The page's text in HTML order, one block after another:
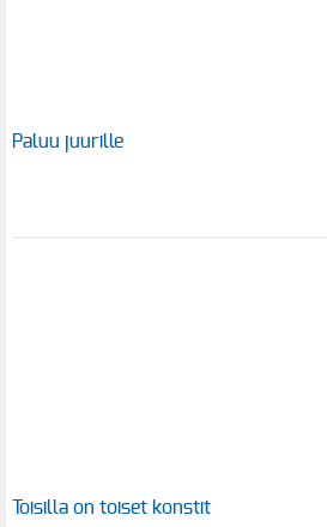
Paluu juurille
Toisilla on toiset konstit